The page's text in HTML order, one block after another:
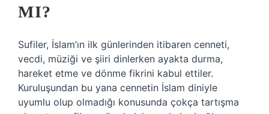
MI?
Sufiler, İslam’ın ilk günlerinden itibaren cenneti,
vecdi, müziği ve şiiri dinlerken ayakta durma,
hareket etme ve dönme fikrini kabul ettiler.
Kuruluşundan bu yana cennetin İslam diniyle
uyumlu olup olmadığı konusunda çokça tartışma